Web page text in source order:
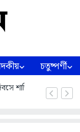
চতুষ্পর্ণী